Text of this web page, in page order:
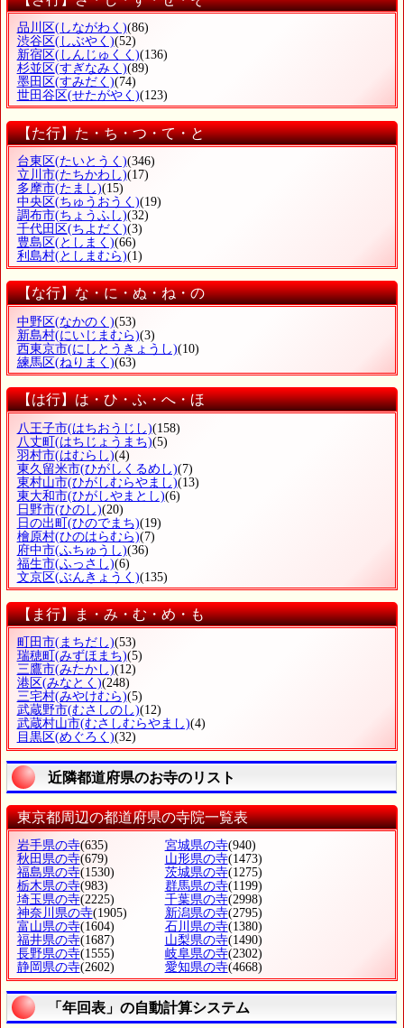
品川区(しながわく)(86)
渋谷区(しぶやく)(52)
新宿区(しんじゅくく)(136)
杉並区(すぎなみく)(89)
墨田区(すみだく)(74)
世田谷区(せたがやく)(123)
【た行】た・ち・つ・て・と
台東区(たいとうく)(346)
立川市(たちかわし)(17)
多摩市(たまし)(15)
中央区(ちゅうおうく)(19)
調布市(ちょうふし)(32)
千代田区(ちよだく)(3)
豊島区(としまく)(66)
利島村(としまむら)(1)
【な行】な・に・ぬ・ね・の
中野区(なかのく)(53)
新島村(にいじまむら)(3)
西東京市(にしとうきょうし)(10)
練馬区(ねりまく)(63)
【は行】は・ひ・ふ・へ・ほ
八王子市(はちおうじし)(158)
八丈町(はちじょうまち)(5)
羽村市(はむらし)(4)
東久留米市(ひがしくるめし)(7)
東村山市(ひがしむらやまし)(13)
東大和市(ひがしやまとし)(6)
日野市(ひのし)(20)
日の出町(ひのでまち)(19)
檜原村(ひのはらむら)(7)
府中市(ふちゅうし)(36)
福生市(ふっさし)(6)
文京区(ぶんきょうく)(135)
【ま行】ま・み・む・め・も
町田市(まちだし)(53)
瑞穂町 (みずほまち)(5)
三鷹市(みたかし)(12)
港区(みなとく)(248)
三宅村(みやけむら)(5)
武蔵野市(むさしのし)(12)
武蔵村山市(むさしむらやまし)(4)
目黒区(めぐろく)(32)
近隣都道府県のお寺のリスト
東京都周辺の都道府県の寺院一覧表
岩手県の寺(635) 宮城県の寺(940)
秋田県の寺(679) 山形県の寺(1473)
福島県の寺(1530) 茨城県の寺(1275)
栃木県の寺(983) 群馬県の寺(1199)
埼玉県の寺(2225) 千葉県の寺(2998)
神奈川県の寺(1905) 新潟県の寺(2795)
富山県の寺(1604) 石川県の寺(1380)
福井県の寺(1687) 山梨県の寺(1490)
長野県の寺(1555) 岐阜県の寺(2302)
静岡県の寺(2602) 愛知県の寺(4668)
「年回表」の自動計算システム